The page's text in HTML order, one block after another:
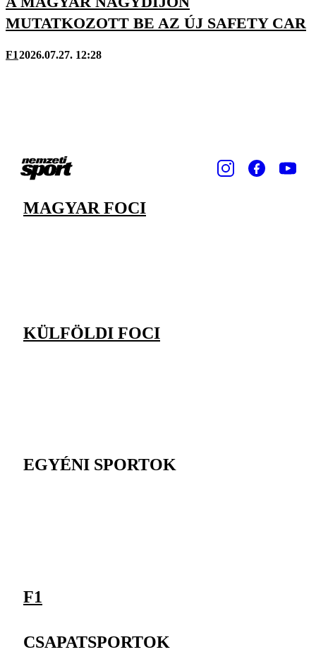
MUTATKOZOTT BE AZ ÚJ SAFETY CAR
F12026.07.27. 12:28
MAGYAR FOCI
KÜLFÖLDI FOCI
EGYÉNI SPORTOK
F1
CSAPATSPORTOK